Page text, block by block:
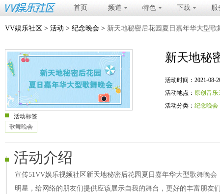
首页 频道 特色 下载 服
VV娱乐社区 > 活动 > 纪念晚会 > 新天地秘密后花园夏日嘉年华大型歌
新天地秘
活动时间：2021-08-
活动地点： 原创音乐
活动分类： 纪念晚会
活动标签
歌舞晚会
活动介绍
宣传51VV娱乐视频社区新天地秘密后花园夏日嘉年华大型歌舞晚
明星，给网络的朋友们提供应该展示自我的舞台，更好的丰富朋友